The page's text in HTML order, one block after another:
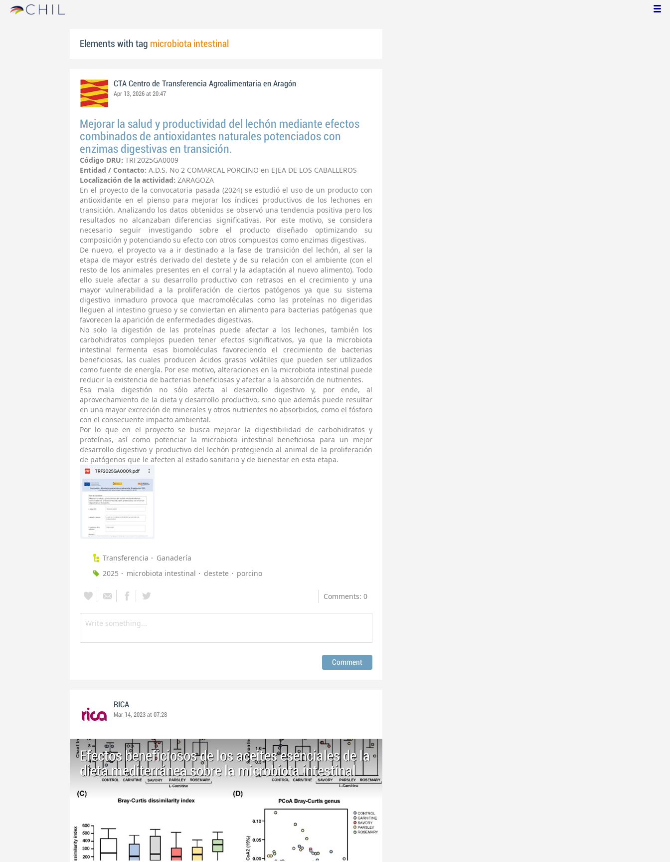
Elements with tag microbiota intestinal
CTA Centro de Transferencia Agroalimentaria en Aragón
Apr 13, 2026 at 20:47
Mejorar la salud y productividad del lechón mediante efectos
combinados de antioxidantes naturales potenciados con
enzimas digestivas en transición.
Código DRU: TRF2025GA0009
Entidad / Contacto: A.D.S. No 2 COMARCAL PORCINO en EJEA DE LOS CABALLEROS
Localización de la actividad: ZARAGOZA
En el proyecto de la convocatoria pasada (2024) se estudió el uso de un producto con
antioxidante en el pienso para mejorar los índices productivos de los lechones en
transición. Analizando los datos obtenidos se observó una tendencia positiva pero los
resultados no alcanzaban diferencias significativas. Por este motivo, se considera
necesario seguir investigando sobre el producto diseñado optimizando su
composición y potenciando su efecto con otros compuestos como enzimas digestivas.
De nuevo, el proyecto va a ir destinado a la fase de transición del lechón, al ser la
etapa de mayor estrés derivado del destete y de su relación con el ambiente (con el
resto de los animales presentes en el corral y la adaptación al nuevo alimento). Todo
ello suele afectar a su desarrollo productivo con retrasos en el crecimiento y una
mayor vulnerabilidad a la proliferación de ciertos patógenos ya que su sistema
digestivo inmaduro provoca que macromoléculas como las proteínas no digeridas
lleguen al intestino grueso y se conviertan en alimento para bacterias patógenas que
favorecen la aparición de enfermedades digestivas.
No solo la digestión de las proteínas puede afectar a los lechones, también los
carbohidratos complejos pueden tener efectos significativos, ya que la microbiota
intestinal fermenta esas biomoléculas favoreciendo el crecimiento de bacterias
beneficiosas, las cuales producen ácidos grasos volátiles que pueden ser utilizados
como fuente de energía. Por ese motivo, alteraciones en la microbiota intestinal puede
reducir la existencia de bacterias beneficiosas y afectar a la absorción de nutrientes.
Esa mala digestión no sólo afecta al desarrollo digestivo y, por ende, al
aprovechamiento de la dieta y desarrollo productivo, sino que además puede resultar
en una mayor excreción de minerales y otros nutrientes no absorbidos, como el fósforo
con el consecuente impacto ambiental.
Por lo que en el proyecto se busca mejorar la digestibilidad de carbohidratos y
proteínas, así como potenciar la microbiota intestinal beneficiosa para un mejor
desarrollo digestivo y productivo del lechón protegiendo al animal de la proliferación
de patógenos que le afecten al estado sanitario y de bienestar en esta etapa.
Transferencia
Ganadería
2025
microbiota intestinal destete porcino
Comments: 0
RICA
Mar 14, 2023 at 07:28
Efectos beneficiosos de los aceites esenciales de la
dieta mediterránea sobre la microbiota intestinal